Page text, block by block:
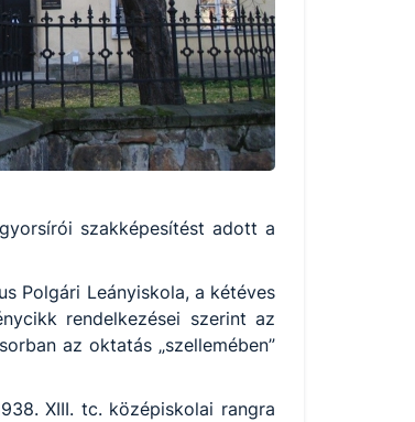
szakképesítést adott a
Polgári Leányiskola, a kétéves
rendelkezései szerint az
az oktatás „szellemében”
XIII. tc. középiskolai rangra